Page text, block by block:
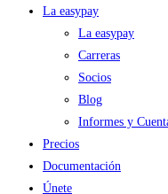
La easypay
La easypay
Carreras
Socios
Blog
Informes y
Precios
Documentación
Únete